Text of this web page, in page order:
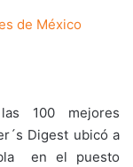
de México
100 mejores
Digest ubicó a
en el puesto